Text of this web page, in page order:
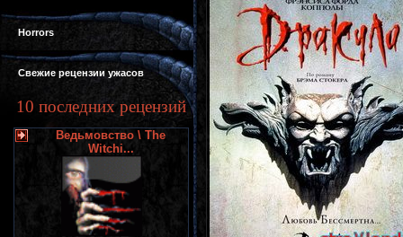
Horrors
Свежие рецензии ужасов
10 последних рецензий
Ведьмовство \ The
Witchi...